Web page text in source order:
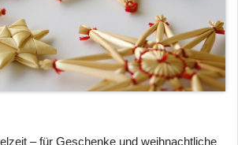
– für Geschenke und weihnachtliche